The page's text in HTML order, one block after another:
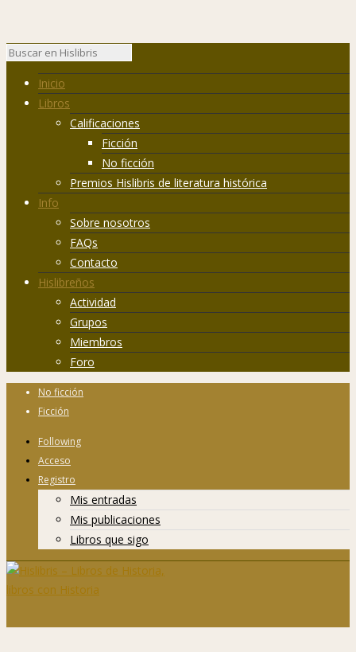
Inicio
Libros
Calificaciones
Ficción
No ficción
Premios Hislibris de literatura histórica
Info
Sobre nosotros
FAQs
Contacto
Hislibreños
Actividad
Grupos
Miembros
Foro
No ficción
Ficción
Following
Acceso
Registro
Mis entradas
Mis publicaciones
Libros que sigo